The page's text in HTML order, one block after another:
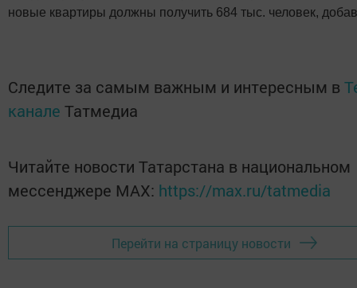
новые квартиры должны получить 684 тыс. человек,
Следите за самым важным и интересным в
канале Татмедиа
Читайте новости Татарстана в национальном
мессенджере MАХ: https://max.ru/tatmedia
Перейти на страницу новости